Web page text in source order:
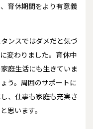
育休期間をより有意義
ンスではダメだと気づ
変わりました。育休中
庭生活にも生きていま
う。周囲のサポートに
、仕事も家庭も充実さ
思います。